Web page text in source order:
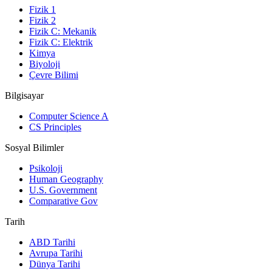
Fizik 1
Fizik 2
Fizik C: Mekanik
Fizik C: Elektrik
Kimya
Biyoloji
Çevre Bilimi
Bilgisayar
Computer Science A
CS Principles
Sosyal Bilimler
Psikoloji
Human Geography
U.S. Government
Comparative Gov
Tarih
ABD Tarihi
Avrupa Tarihi
Dünya Tarihi